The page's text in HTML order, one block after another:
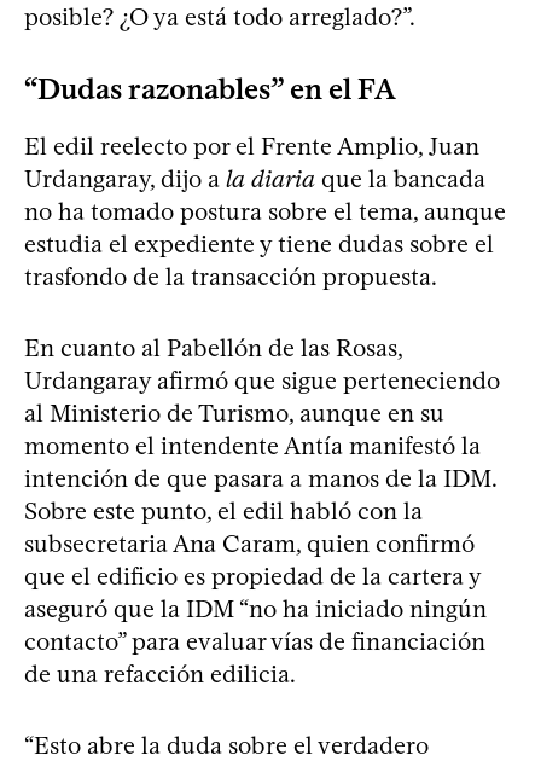
posible? ¿O ya está todo arreglado?”.
“Dudas razonables” en el FA
El edil reelecto por el Frente Amplio, Juan
Urdangaray, dijo a la diaria que la bancada
no ha tomado postura sobre el tema, aunque
estudia el expediente y tiene dudas sobre el
trasfondo de la transacción propuesta.
En cuanto al Pabellón de las Rosas,
Urdangaray afirmó que sigue perteneciendo
al Ministerio de Turismo, aunque en su
momento el intendente Antía manifestó la
intención de que pasara a manos de la IDM.
Sobre este punto, el edil habló con la
subsecretaria Ana Caram, quien confirmó
que el edificio es propiedad de la cartera y
aseguró que la IDM “no ha iniciado ningún
contacto” para evaluar vías de financiación
de una refacción edilicia.
“Esto abre la duda sobre el verdadero